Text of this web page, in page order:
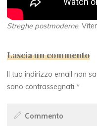
Streghe postmoderne,
Lascia un commento
Il tuo indirizzo email non
sono contrassegnati*